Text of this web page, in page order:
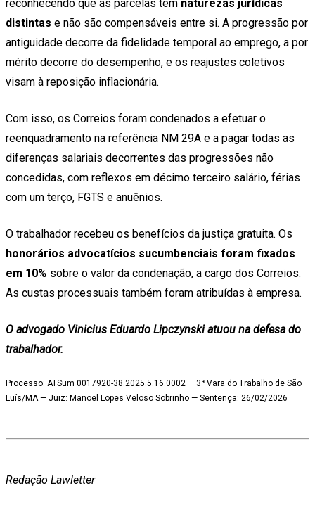
reconhecendo que as parcelas têm naturezas jurídicas
distintas e não são compensáveis entre si. A progressão por
antiguidade decorre da fidelidade temporal ao emprego, a por
mérito decorre do desempenho, e os reajustes coletivos
visam à reposição inflacionária.
Com isso, os Correios foram condenados a efetuar o
reenquadramento na referência NM 29A e a pagar todas as
diferenças salariais decorrentes das progressões não
concedidas, com reflexos em décimo terceiro salário, férias
com um terço, FGTS e anuênios.
O trabalhador recebeu os benefícios da justiça gratuita. Os
honorários advocatícios sucumbenciais foram fixados
em 10% sobre o valor da condenação, a cargo dos Correios.
As custas processuais também foram atribuídas à empresa.
O advogado Vinicius Eduardo Lipczynski atuou na defesa do
trabalhador.
Processo: ATSum 0017920-38.2025.5.16.0002 — 3ª Vara do Trabalho de São
Luís/MA — Juiz: Manoel Lopes Veloso Sobrinho — Sentença: 26/02/2026
Redação Lawletter